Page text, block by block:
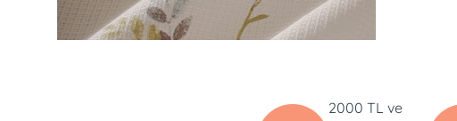
2000 TL ve